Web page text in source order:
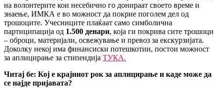
на волонтерите кои несебично го донираат своето време и
знаење, ИМКА е во можност да покрие поголем дел од
трошоците. Учесниците плаќаат само симболична
партиципација од 1.500 денари, која ги покрива сите трошоци
– оброци, материјали, освежување и превоз за екскурзијата.
Доколку некој има финансиски потешкотии, постои можност
за аплицирање за стипендија ТУКА.
Читај бе: Кој е крајниот рок за аплицирање и каде може да
се најде пријавата?